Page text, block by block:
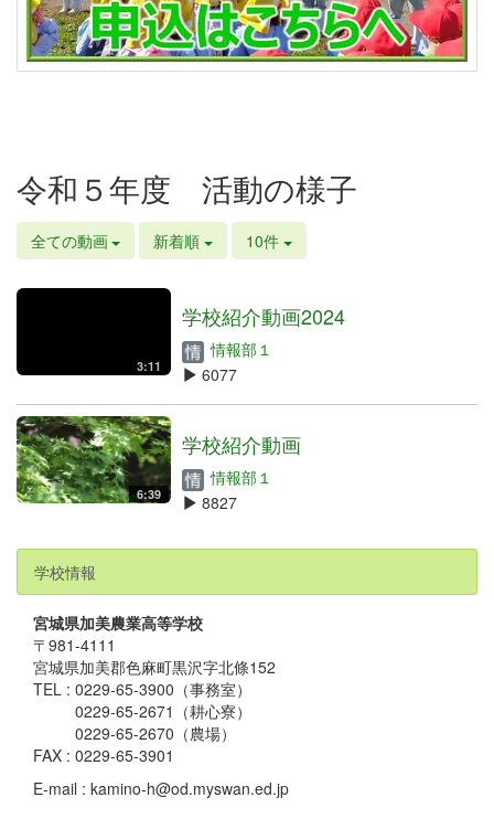
令和５年度 活動の様子
全ての動画 新着順 10件
3:11
学校紹介動画2024
情報部１
6077
6:39
学校紹介動画
情報部１
8827
学校情報
宮城県加美農業高等学校
〒981-4111
宮城県加美郡色麻町黒沢字北條152
TEL : 0229-65-3900（事務室）
0229-65-2671（耕心寮）
0229-65-2670（農場）
FAX : 0229-65-3901
E-mail : kamino-h@od.myswan.ed.jp